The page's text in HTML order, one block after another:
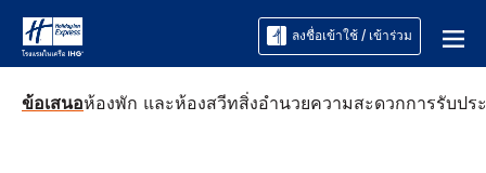
ลงชื่อเข้าใช้ / เข้าร่วม
ข้อเสนอห้องพัก และห้องสวีทสิ่งอำนวยความสะดวกการรับปร